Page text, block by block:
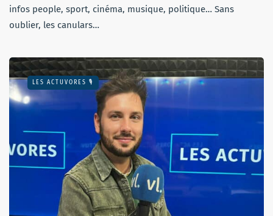
infos people, sport, cinéma, musique, politique… Sans
oublier, les canulars…
LES ACTUVORES 🎙